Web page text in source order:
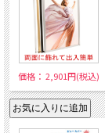
価格： 2,901円(税込)